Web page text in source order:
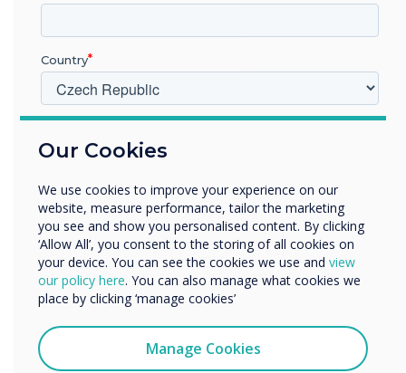
Spotlight produkt
Pro tuto instalaci
byl vybrán
CleverLive
Další informace
Our Cookies
We use cookies to improve your experience on our
website, measure performance, tailor the marketing
you see and show you personalised content. By clicking
‘Allow All’, you consent to the storing of all cookies on
your device. You can see the cookies we use and view
our policy here. You can also manage what cookies we
place by clicking ‘manage cookies’
Manage Cookies
Country
Vzdělávání
Další
Název společnosti
Rádi bychom vás kontaktovali ohledně našich produktů a
služeb e-mailem, telefonicky nebo poštou.
Souhlasím se zasíláním zpráv od společnosti